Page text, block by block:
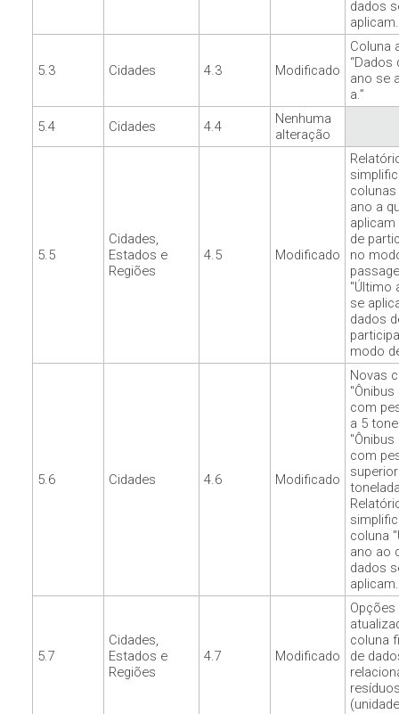
dados
5.3 Cidades 4.3 Modificado
Coluna
“Dados
ano se
a.”
5.4
Cidades 4.4
Nenhuma
alteração
5.5
Cidades,
Estados e
Regiões
4.5 Modificado
ano a
de
no
"Último
se
dados
modo
5.6 Cidades 4.6 Modificado
Novas
com
a 5
com
coluna
ano ao
dados
5.7
Cidades,
Estados e
Regiões
4.7 Modificado
Opções
coluna
de